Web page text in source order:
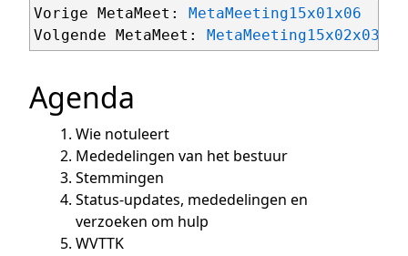
Vorige MetaMeet:
MetaMeeting15x01x06
Volgende MetaMeet:
MetaMeeting15x02x03
Agenda
Wie notuleert
Mededelingen van het bestuur
Stemmingen
Status-updates, mededelingen en
verzoeken om hulp
WVTTK